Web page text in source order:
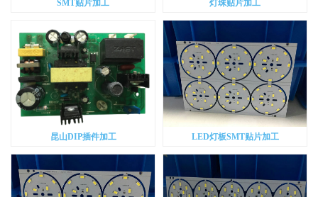
SMT贴片加工 灯珠贴片加工
昆山DIP插件加工 LED灯板SMT贴片加工